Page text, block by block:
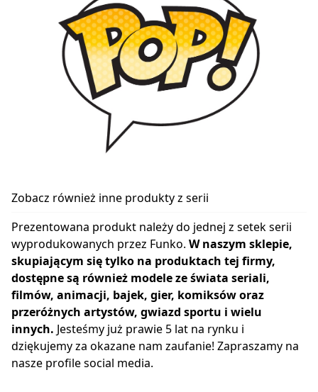
Zobacz również inne produkty z serii
Prezentowana produkt należy do jednej z setek serii
wyprodukowanych przez Funko. W naszym sklepie,
skupiającym się tylko na produktach tej firmy,
dostępne są również modele ze świata seriali,
filmów, animacji, bajek, gier, komiksów oraz
przeróżnych artystów, gwiazd sportu i wielu
innych. Jesteśmy już prawie 5 lat na rynku i
dziękujemy za okazane nam zaufanie! Zapraszamy na
nasze profile social media.